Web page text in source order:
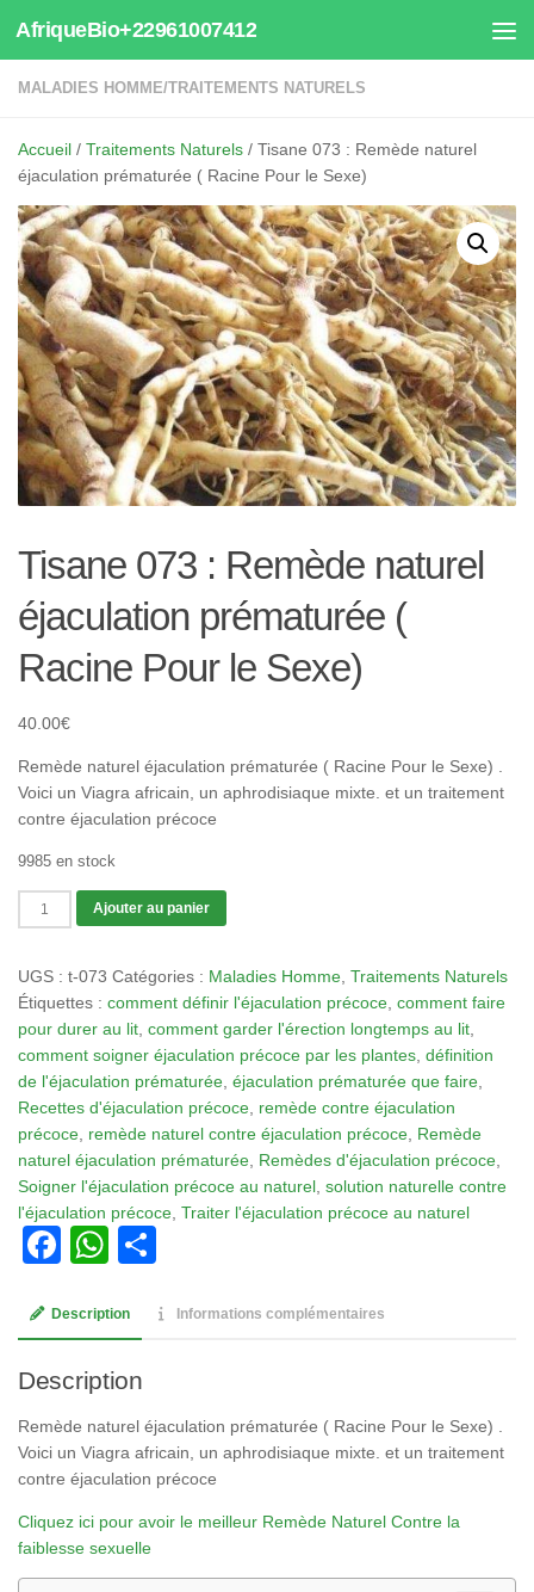
Au dessous du contenu
AfriqueBio+22961007412
MALADIES HOMME/TRAITEMENTS NATURELS
Accueil / Traitements Naturels / Tisane 073 : Remède naturel
éjaculation prématurée ( Racine Pour le Sexe)
Tisane 073 : Remède naturel
éjaculation prématurée (
Racine Pour le Sexe)
40.00€
Remède naturel éjaculation prématurée ( Racine Pour le Sexe) .
Voici un Viagra africain, un aphrodisiaque mixte. et un traitement
contre éjaculation précoce
9985 en stock
quantité
de
073
:
Remède
naturel
éjaculation
prématurée
(
Racine
Pour
le
Sexe)
Ajouter au panier
UGS : t-073 Catégories : Maladies Homme Traitements Naturels
Étiquettes : comment définir l'éjaculation précoce comment faire
pour durer au lit comment garder l'érection longtemps au lit
comment soigner éjaculation précoce par les plantes définition
de l'éjaculation prématurée éjaculation prématurée que faire
Recettes d'éjaculation précoce remède contre éjaculation
précoce remède naturel contre éjaculation précoce Remède
naturel éjaculation prématurée Remèdes d'éjaculation précoce
Soigner l'éjaculation précoce au naturel solution naturelle contre
l'éjaculation précoce Traiter l'éjaculation précoce au naturel
Facebook
WhatsApp
Description Informations complémentaires
Description
Remède naturel éjaculation prématurée ( Racine Pour le Sexe) .
Voici un Viagra africain, un aphrodisiaque mixte. et un traitement
contre éjaculation précoce
Cliquez ici pour avoir le meilleur Remède Naturel Contre la
faiblesse sexuelle